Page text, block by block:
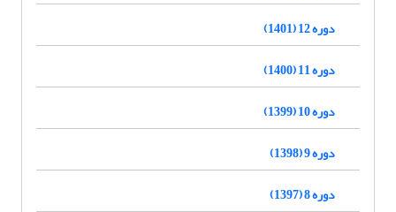
دوره 12 (1401)
دوره 11 (1400)
دوره 10 (1399)
دوره 9 (1398)
دوره 8 (1397)